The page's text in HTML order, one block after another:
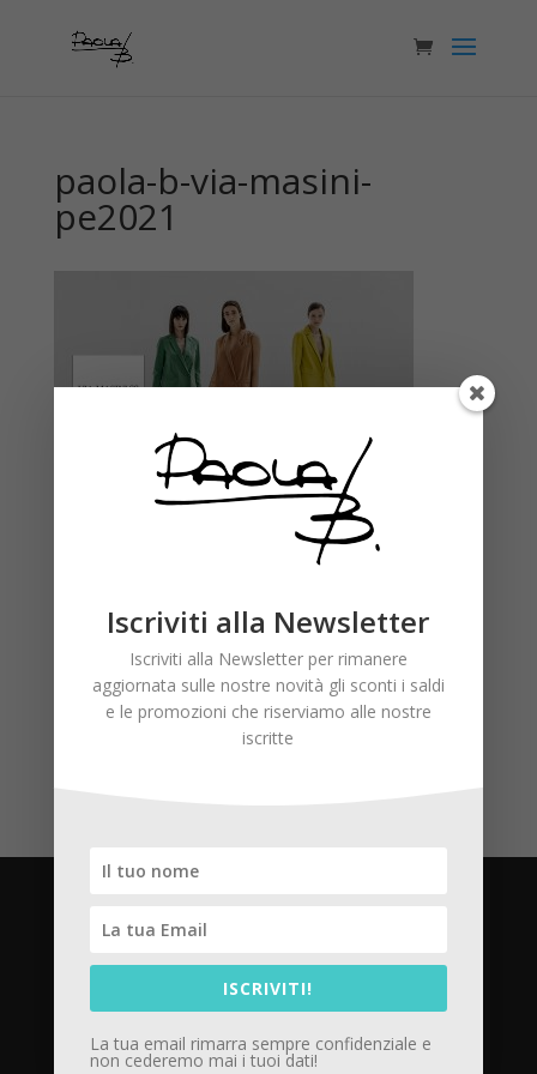
paola-b-via-masini-
pe2021
Commenti recenti
Privacy Policy
Iscriviti alla Newsletter
Iscriviti alla Newsletter per rimanere
aggiornata sulle nostre novità gli sconti i saldi
e le promozioni che riserviamo alle nostre
iscritte
ISCRIVITI!
La tua email rimarra sempre confidenziale e
non cederemo mai i tuoi dati!